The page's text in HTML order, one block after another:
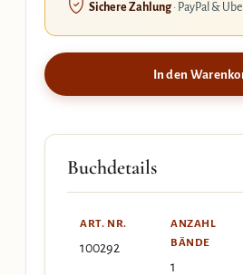
Sichere Zahlung· PayPal &
In den
Buchdetails
ART. NR.
100292
ANZAHL
BÄNDE
1